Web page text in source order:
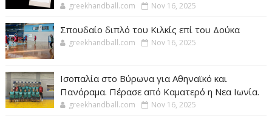
greekhandball.com Nov 16, 2025
Σπουδαίο διπλό του Κιλκίς επί του Δούκα
greekhandball.com Nov 16, 2025
Ισοπαλία στο Βύρωνα για Αθηναϊκό και
Πανόραμα. Πέρασε από Καματερό η Νεα Ιωνία.
greekhandball.com Nov 16, 2025